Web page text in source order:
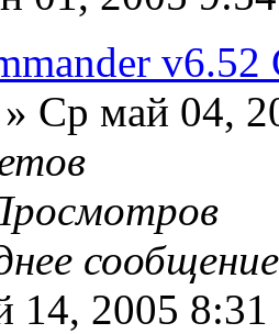
v6.52
» Ср май 04,
14, 2005 8:31